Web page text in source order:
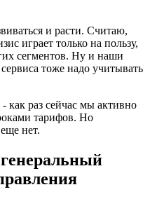
и расти. Считаю,
играет только на пользу,
сегментов. Ну и наши
тоже надо учитывать
как раз сейчас мы активно
тарифов. Но
нет.